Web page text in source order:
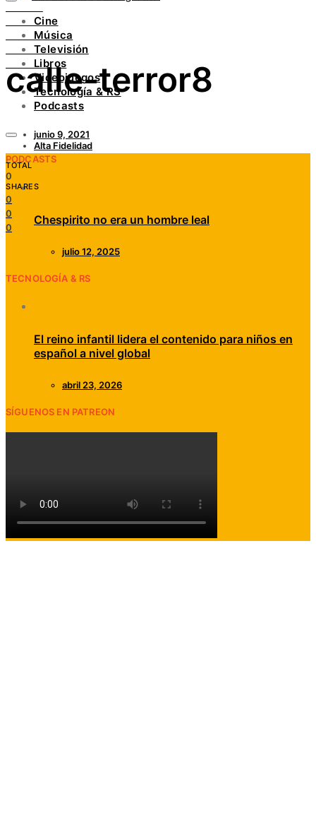
INSTAGRAM
PINTEREST
YOUTUBE
LINKEDIN
Cine
Música
Televisión
Libros
Videojuegos
Tecnología & RS
Podcasts
PODCASTS
Chespirito no era un hombre leal
julio 12, 2025
TECNOLOGÍA & RS
El reino infantil lidera el contenido para niños en
español a nivel global
abril 23, 2026
SÍGUENOS EN PATREON
calle-terror8
junio 9, 2021
Alta Fidelidad
TOTAL
0
SHARES
0
0
0